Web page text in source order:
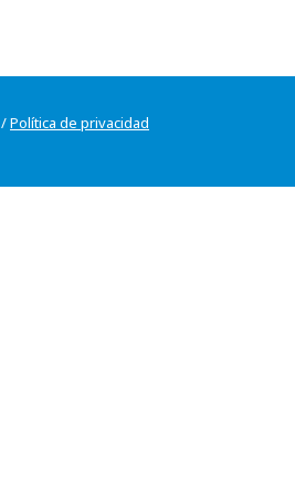
/Política de privacidad